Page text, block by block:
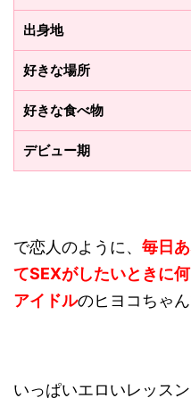
出身地
好きな場所
好きな食べ物
デビュー期
で恋人のように、 毎日
てSEXがしたいときに
アイドルのヒヨコちゃん
いっぱいエロいレッス